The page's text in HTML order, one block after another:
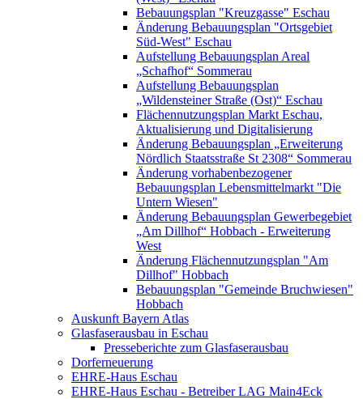
Bebauungsplan "Kreuzgasse" Eschau
Änderung Bebauungsplan "Ortsgebiet
Süd-West" Eschau
Aufstellung Bebauungsplan Areal
„Schafhof“ Sommerau
Aufstellung Bebauungsplan
„Wildensteiner Straße (Ost)“ Eschau
Flächennutzungsplan Markt Eschau,
Aktualisierung und Digitalisierung
Änderung Bebauungsplan „Erweiterung
Nördlich Staatsstraße St 2308“ Sommerau
Änderung vorhabenbezogener
Bebauungsplan Lebensmittelmarkt "Die
Untern Wiesen"
Änderung Bebauungsplan Gewerbegebiet
„Am Dillhof“ Hobbach - Erweiterung
West
Änderung Flächennutzungsplan "Am
Dillhof" Hobbach
Bebauungsplan "Gemeinde Bruchwiesen"
Hobbach
Auskunft Bayern Atlas
Glasfaserausbau in Eschau
Presseberichte zum Glasfaserausbau
Dorferneuerung
EHRE-Haus Eschau
EHRE-Haus Eschau - Betreiber LAG Main4Eck